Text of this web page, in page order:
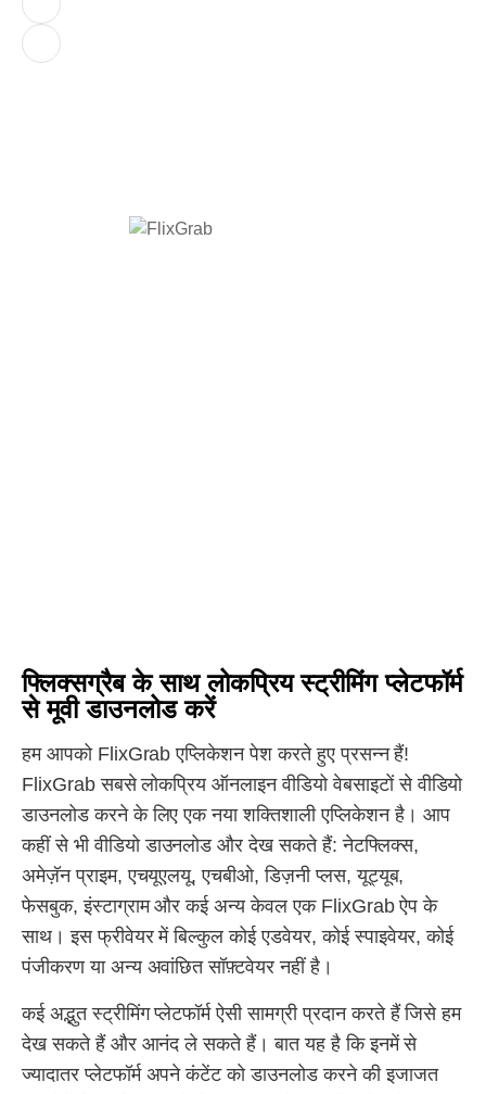
फ्लिक्सग्रैब के साथ लोकप्रिय स्ट्रीमिंग प्लेटफॉर्म
से मूवी डाउनलोड करें
हम आपको FlixGrab एप्लिकेशन पेश करते हुए प्रसन्न हैं!
FlixGrab सबसे लोकप्रिय ऑनलाइन वीडियो वेबसाइटों से वीडियो
डाउनलोड करने के लिए एक नया शक्तिशाली एप्लिकेशन है। आप
कहीं से भी वीडियो डाउनलोड और देख सकते हैं: नेटफ्लिक्स,
अमेज़ॅन प्राइम, एचयूएलयू, एचबीओ, डिज़नी प्लस, यूट्यूब,
फेसबुक, इंस्टाग्राम और कई अन्य केवल एक FlixGrab ऐप के
साथ। इस फ्रीवेयर में बिल्कुल कोई एडवेयर, कोई स्पाइवेयर, कोई
पंजीकरण या अन्य अवांछित सॉफ़्टवेयर नहीं है।
कई अद्भुत स्ट्रीमिंग प्लेटफॉर्म ऐसी सामग्री प्रदान करते हैं जिसे हम
देख सकते हैं और आनंद ले सकते हैं। बात यह है कि इनमें से
ज्यादातर प्लेटफॉर्म अपने कंटेंट को डाउनलोड करने की इजाजत